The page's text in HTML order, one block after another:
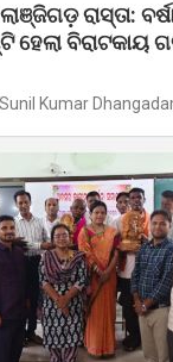
ରାସ୍ତା:
ହେଲା ବିରାଟକାୟ
Sunil Kumar